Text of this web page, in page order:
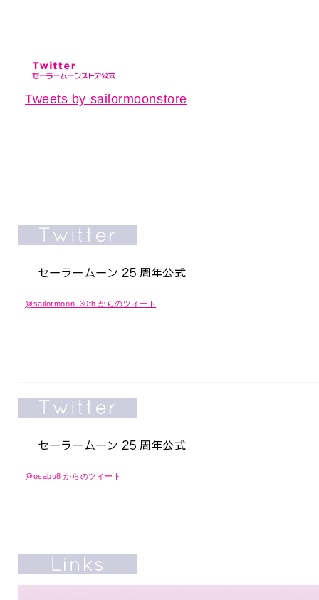
Tweets by sailormoonstore
@sailormoon_30th からのツイート
@osabu8 からのツイート